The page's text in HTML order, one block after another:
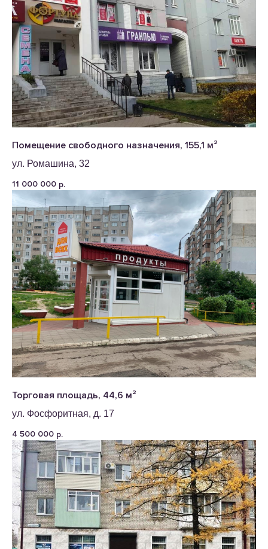
Помещение свободного назначения, 155,1 м²
ул. Ромашина, 32
11 000 000 р.
Торговая площадь, 44,6 м²
ул. Фосфоритная, д. 17
4 500 000 р.